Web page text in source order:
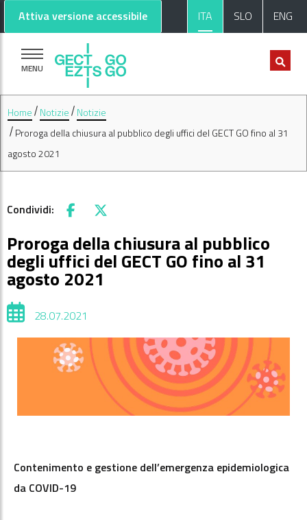
Vai al contenuto principale
Vai al footer
Attiva versione accessibile ITA SLO ENG
MENU
Home Notizie
Notizie
Proroga della chiusura al pubblico degli uffici del GECT GO fino al 31
agosto 2021
Condividi: Facebook
X
Proroga della chiusura al pubblico
degli uffici del GECT GO fino al 31
agosto 2021
28.07.2021
Contenimento e gestione dell’emergenza epidemiologica
da COVID-19